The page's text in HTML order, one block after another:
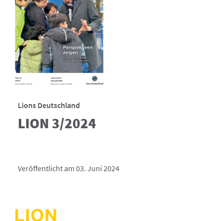
Lions Deutschland
LION 3/2024
Veröffentlicht am 03. Juni 2024